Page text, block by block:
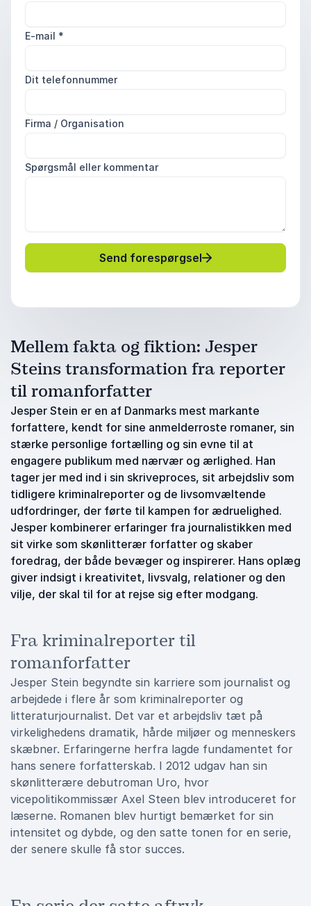
E-mail *
Dit telefonnummer
Firma / Organisation
Spørgsmål eller kommentar
Send forespørgsel
Mellem fakta og fiktion: Jesper
Steins transformation fra reporter
til romanforfatter
Jesper Stein er en af Danmarks mest markante
forfattere, kendt for sine anmelderroste romaner, sin
stærke personlige fortælling og sin evne til at
engagere publikum med nærvær og ærlighed. Han
tager jer med ind i sin skriveproces, sit arbejdsliv som
tidligere kriminalreporter og de livsomvæltende
udfordringer, der førte til kampen for ædruelighed.
Jesper kombinerer erfaringer fra journalistikken med
sit virke som skønlitterær forfatter og skaber
foredrag, der både bevæger og inspirerer. Hans oplæg
giver indsigt i kreativitet, livsvalg, relationer og den
vilje, der skal til for at rejse sig efter modgang.
Fra kriminalreporter til
romanforfatter
Jesper Stein begyndte sin karriere som journalist og
arbejdede i flere år som kriminalreporter og
litteraturjournalist. Det var et arbejdsliv tæt på
virkelighedens dramatik, hårde miljøer og menneskers
skæbner. Erfaringerne herfra lagde fundamentet for
hans senere forfatterskab. I 2012 udgav han sin
skønlitterære debutroman Uro, hvor
vicepolitikommissær Axel Steen blev introduceret for
læserne. Romanen blev hurtigt bemærket for sin
intensitet og dybde, og den satte tonen for en serie,
der senere skulle få stor succes.